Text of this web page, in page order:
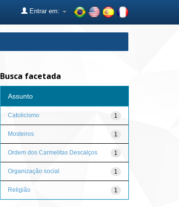
Entrar em:
Busca facetada
Assunto
1
Catolicismo
1
Mosteiros
1
Ordem dos Carmelitas Descalços
1
Organização social
1
Religião